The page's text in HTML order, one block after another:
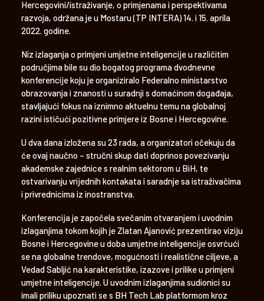
Hercegovini/istraživanje, o primjenama i perspektivama
razvoja, održana je u Mostaru (TP INTERA) 14. i 15. aprila
2022. godine.
Niz izlaganja o primjeni umjetne inteligencije u različitim
područjima bile su dio bogatog programa dvodnevne
konferencije koju je organiziralo Federalno ministarstvo
obrazovanja i znanosti u suradnji s domaćinom događaja,
stavljajući fokus na iznimno aktuelnu temu na globalnoj
razini ističući pozitivne primjere iz Bosne i Hercegovine.
U dva dana izložena su 23 rada, a organizatori očekuju da
će ovaj naučno – stručni skup dati doprinos povezivanju
akademske zajednice s realnim sektorom u BiH, te
ostvarivanju vrijednih kontakata i saradnje sa istraživačima
i privrednicima iz inostranstva.
Konferencija je započela svečanim otvaranjem i uvodnim
izlaganjima tokom kojih je Zlatan Ajanović prezentirao viziju
Bosne i Hercegovine u doba umjetne inteligencije osvrćući
se na globalne trendove, mogućnosti i realistične ciljeve, a
Vedad Sabljić na karakteristike, izazove i prilike u primjeni
umjetne inteligencije. U uvodnim izlaganjima sudionici su
imali priliku upoznati se s BH Tech Lab platformom kroz